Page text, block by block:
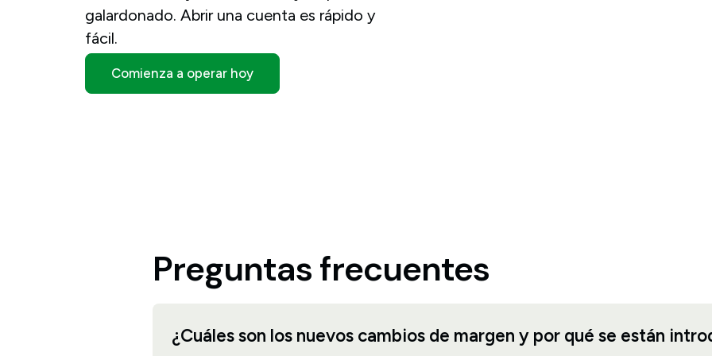
galardonado. Abrir una cuenta es rápido y
fácil.
Comienza a operar hoy
Preguntas frecuentes
¿Cuáles son los nuevos cambios de margen y por qué se están